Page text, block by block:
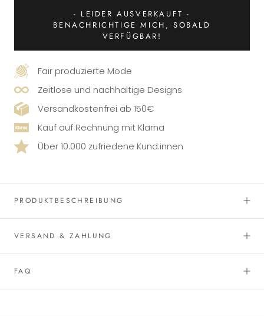
- LEIDER AUSVERKAUFT -
BENACHRICHTIGE MICH, SOBALD
VERFÜGBAR!
Fair produzierte Mode
Zeitlose und nachhaltige Designs
Versandkostenfrei ab 150€
Kauf auf Rechnung mit Klarna
Über 10.000 zufriedene Kund:innen
PRODUKTBESCHREIBUNG
VERSAND & ZAHLUNG
FAQ